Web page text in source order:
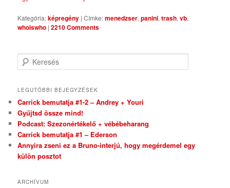
Kategória:képregény |Címke:menedzser,panini,trash,vb,
whoiswho |2210 Comments
Keresés
LEGUTÓBBI BEJEGYZÉSEK
Carrick bemutatja #1-2 – Andrey + Youri
Gyűjtsd össze mind!
Podcast: Szezonértékelő + vébébeharang
Carrick bemutatja #1 – Ederson
Annyira zseni ez a Bruno-interjú, hogy megérdemel egy
külön posztot
ARCHÍVUM